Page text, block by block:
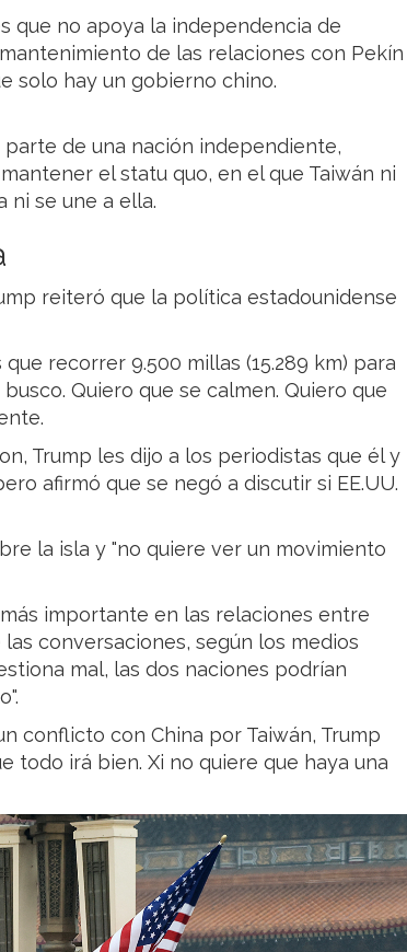
que no apoya la independencia de
de las relaciones con Pekín
solo hay un gobierno chino.
de una nación independiente,
el statu quo, en el que Taiwán ni
ni se une a ella.
reiteró que la política estadounidense
recorrer 9.500 millas (15.289 km) para
Quiero que se calmen. Quiero que
Trump les dijo a los periodistas que él y
afirmó que se negó a discutir si EE.UU.
la isla y "no quiere ver un movimiento
importante en las relaciones entre
las conversaciones, según los medios
mal, las dos naciones podrían
conflicto con China por Taiwán, Trump
todo irá bien. Xi no quiere que haya una